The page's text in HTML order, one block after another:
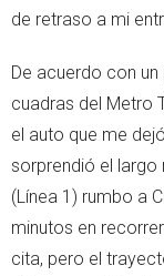
de retraso a mi
De acuerdo con
cuadras del Metro
el auto que me
sorprendió el largo
(Línea 1) rumbo a
minutos en
cita, pero el